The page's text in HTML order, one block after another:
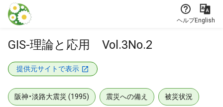
本文に飛ぶ
ヘルプEnglish
GIS-理論と応用 Vol.3No.2
提供元サイトで表示
阪神・淡路大震災 (1995) 震災への備え 被災状況